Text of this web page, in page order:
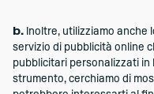
b. Inoltre, utilizziamo anche
servizio di pubblicità online
pubblicitari personalizzati in
strumento, cerchiamo di